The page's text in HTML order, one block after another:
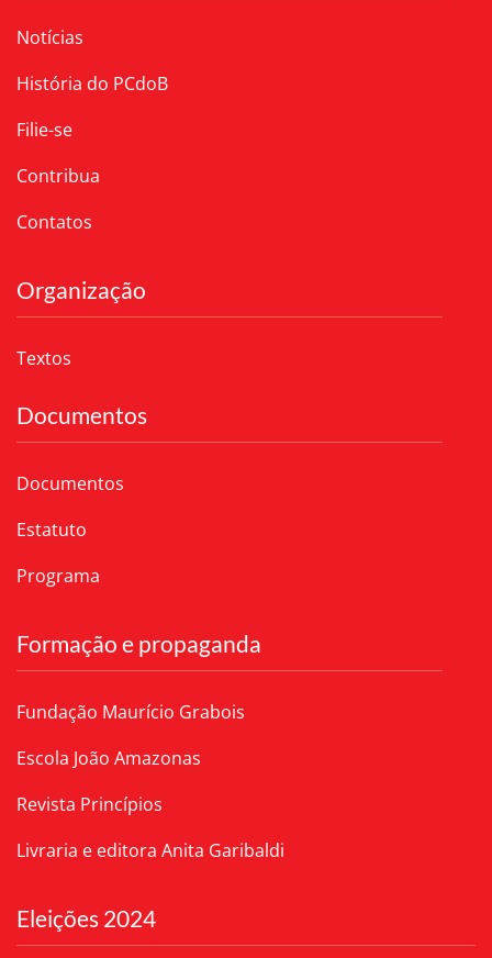
Notícias
História do PCdoB
Filie-se
Contribua
Contatos
Organização
Textos
Documentos
Documentos
Estatuto
Programa
Formação e propaganda
Fundação Maurício Grabois
Escola João Amazonas
Revista Princípios
Livraria e editora Anita Garibaldi
Eleições 2024